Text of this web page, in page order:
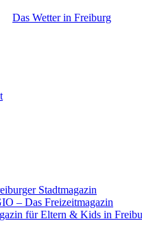
Das Wetter in Freiburg
Stadtmagazin
– Das Freizeitmagazin
für Eltern & Kids in